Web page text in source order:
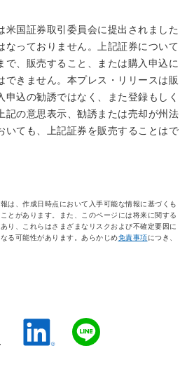
米国証券取引委員会に提出されました
なっておりません。上記証券について
で、販売すること、または購入申込に
できません。本プレス・リリースは販
申込の勧誘ではなく、また登録もしく
記の意思表示、勧誘または売却が州法
いても、上記証券を販売することはで
は、作成日時点において入手可能な情報に基づくも
とがあります。また、このページには将来に関する
り、これらはさまざまなリスクおよび不確定要因に
る可能性があります。あらかじめ免責事項につき、